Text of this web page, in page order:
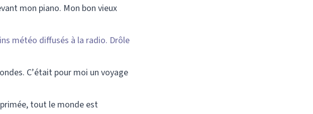
mon piano. Mon bon vieux
météo diffusés à la radio. Drôle
C’était pour moi un voyage
tout le monde est